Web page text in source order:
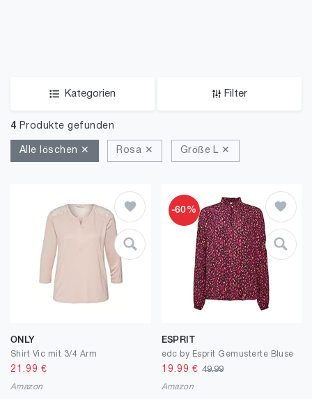
Kategorien Filter
4 Produkte gefunden
Alle löschen ✕ Rosa ✕ Größe L ✕
ONLY
Shirt Vic mit 3/4 Arm
21.99 €
Amazon
-60%
ESPRIT
edc by Esprit Gemusterte Bluse
19.99 € 49.99
Amazon